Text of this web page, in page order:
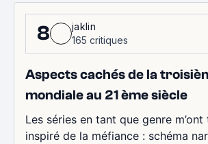
8
jaklin
165 critiques
Aspects cachés de la
mondiale au 21 ème siècle
Les séries en tant que genre
inspiré de la méfiance : schéma